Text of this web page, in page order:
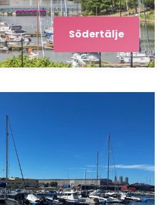
Södertälje